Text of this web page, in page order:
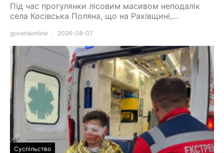
Під час прогулянки лісовим масивом неподалік
села Косівська Поляна, що на Рахівщині,…
goverlaonline 2026-08-07
Суспільство